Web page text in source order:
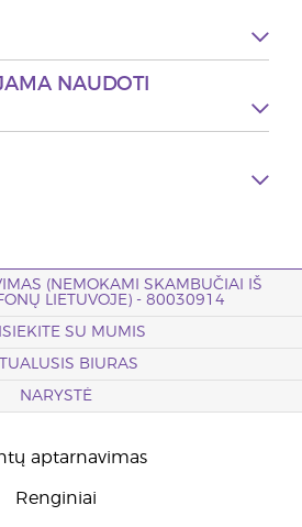
NAUDOTI
(NEMOKAMI SKAMBUČIAI IŠ
LIETUVOJE) - 80030914
SU MUMIS
BIURAS
NARYSTĖ
aptarnavimas
Renginiai